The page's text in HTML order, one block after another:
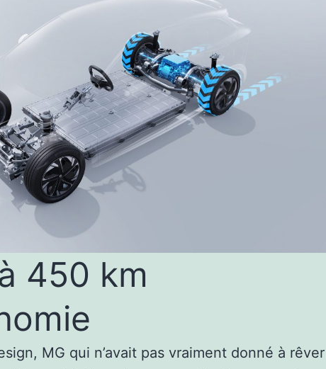
450 km
MG qui n’avait pas vraiment donné à rêver